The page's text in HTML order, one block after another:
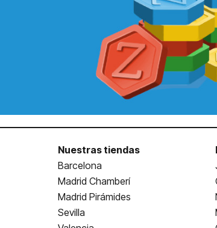
Nuestras tiendas
Barcelona
Madrid Chamberí
Madrid Pirámides
Sevilla